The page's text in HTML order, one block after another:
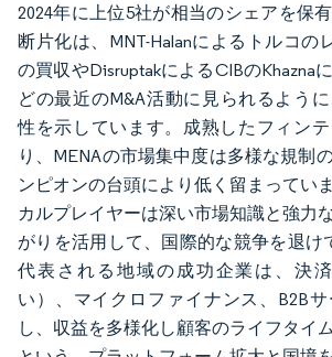
2024年に上位5社が相当のシェアを保
断片化は、MNT-Halanによるトルコの
の買収やDisruptakによるCIBのKhazna
どの最近のM&A活動に見られるよう
性を示しています。成熟したフィン
り、MENAの市場集中度は多様な規制
ンピオンの台頭により低く留まってい
カルプレイヤーは深い市場知識と強力
がりを活用して、国際的な競争を退け
代表される地域の成功企業は、決
い）、マイクロファイナンス、B2B
し、収益を多様化し顧客のライフタイ